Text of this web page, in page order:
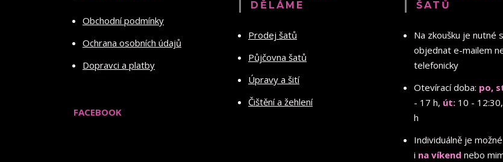
Obchodní podmínky
Ochrana osobních údajů
Dopravci a platby
FACEBOOK
DĚLÁME
Prodej šatů
Půjčovna šatů
Úpravy a šití
Čištění a žehlení
ŠATŮ
Na zkoušku je nutné
objednat e-mailem
telefonicky
Otevírací doba: po,
- 17 h, út: 10 -
h
Individuálně je
i na víkend nebo